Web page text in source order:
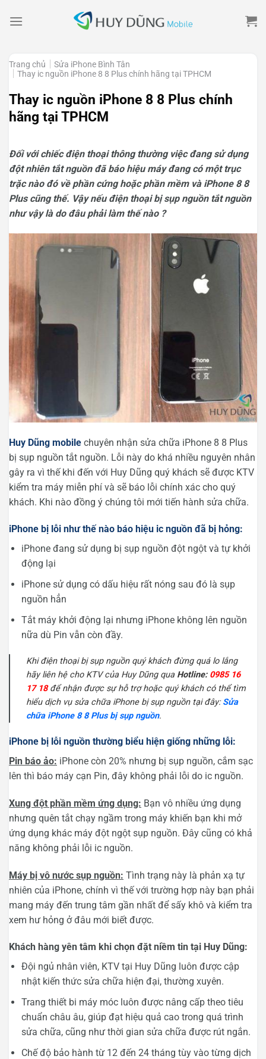
Trang chủ
Sửa iPhone Bình Tân
Thay ic nguồn iPhone 8 8 Plus chính hãng tại TPHCM
Thay ic nguồn iPhone 8 8 Plus chính
hãng tại TPHCM
Đối với chiếc điện thoại thông thường việc đang sử dụng
đột nhiên tắt nguồn đã báo hiệu máy đang có một trục
trặc nào đó về phần cứng hoặc phần mềm và iPhone 8 8
Plus cũng thế. Vậy nếu điện thoại bị sụp nguồn tắt nguồn
như vậy là do đâu phải làm thế nào ?
Huy Dũng mobile chuyên nhận sửa chữa iPhone 8 8 Plus
bị sụp nguồn tắt nguồn. Lỗi này do khá nhiều nguyên nhân
gây ra vì thế khi đến với Huy Dũng quý khách sẽ được KTV
kiểm tra máy miễn phí và sẽ báo lỗi chính xác cho quý
khách. Khi nào đồng ý chúng tôi mới tiến hành sửa chữa.
iPhone bị lỗi như thế nào báo hiệu ic nguồn đã bị hỏng:
iPhone đang sử dụng bị sụp nguồn đột ngột và tự khởi
động lại
iPhone sử dụng có dấu hiệu rất nóng sau đó là sụp
nguồn hẳn
Tắt máy khởi động lại nhưng iPhone không lên nguồn
nữa dù Pin vẫn còn đầy.
Khi điện thoại bị sụp nguồn quý khách đừng quá lo lắng
hãy liên hệ cho KTV của Huy Dũng qua Hotline: 0985 16
17 18để nhận được sự hỗ trợ hoặc quý khách có thể tìm
hiểu dịch vụ sửa chữa iPhone bị sụp nguồn tại đây:Sửa
chữa iPhone 8 8 Plus bị sụp nguồn.
iPhone bị lỗi nguồn thường biểu hiện giống những lỗi:
Pin báo ảo: iPhone còn 20% nhưng bị sụp nguồn, cắm sạc
lên thì báo máy cạn Pin, đây không phải lỗi do ic nguồn.
Xung đột phần mềm ứng dụng: Bạn vô nhiều ứng dụng
nhưng quên tắt chạy ngầm trong máy khiến bạn khi mở
ứng dụng khác máy đột ngột sụp nguồn. Đây cũng có khả
năng không phải lỗi ic nguồn.
Máy bị vô nước sụp nguồn: Tình trạng này là phản xạ tự
nhiên của iPhone, chính vì thế với trường hợp này bạn phải
mang máy đến trung tâm gần nhất để sấy khô và kiểm tra
xem hư hỏng ở đâu mới biết được.
Khách hàng yên tâm khi chọn đặt niềm tin tại Huy Dũng:
Đội ngủ nhân viên, KTV tại Huy Dũng luôn được cập
nhật kiến thức sửa chữa hiện đại, thường xuyên.
Trang thiết bi máy móc luôn được nâng cấp theo tiêu
chuẩn châu âu, giúp đạt hiệu quả cao trong quá trình
sửa chữa, cũng như thời gian sửa chữa được rút ngắn.
Chế độ bảo hành từ 12 đến 24 tháng tùy vào từng dịch